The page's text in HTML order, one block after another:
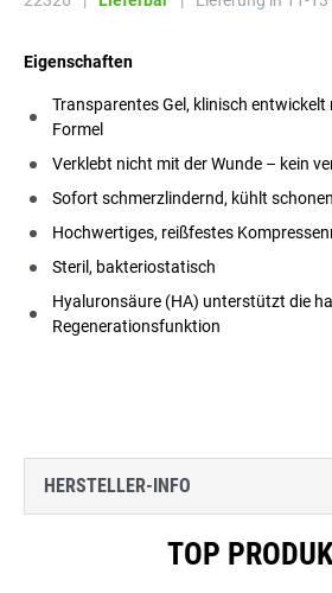
Eigenschaften
Transparentes Gel, klinisch
Formel
Verklebt nicht mit der Wunde – kein
Sofort schmerzlindernd, kühlt
Hochwertiges, reißfestes
Steril, bakteriostatisch
Hyaluronsäure (HA) unterstützt die
Regenerationsfunktion
HERSTELLER-INFO
TOP